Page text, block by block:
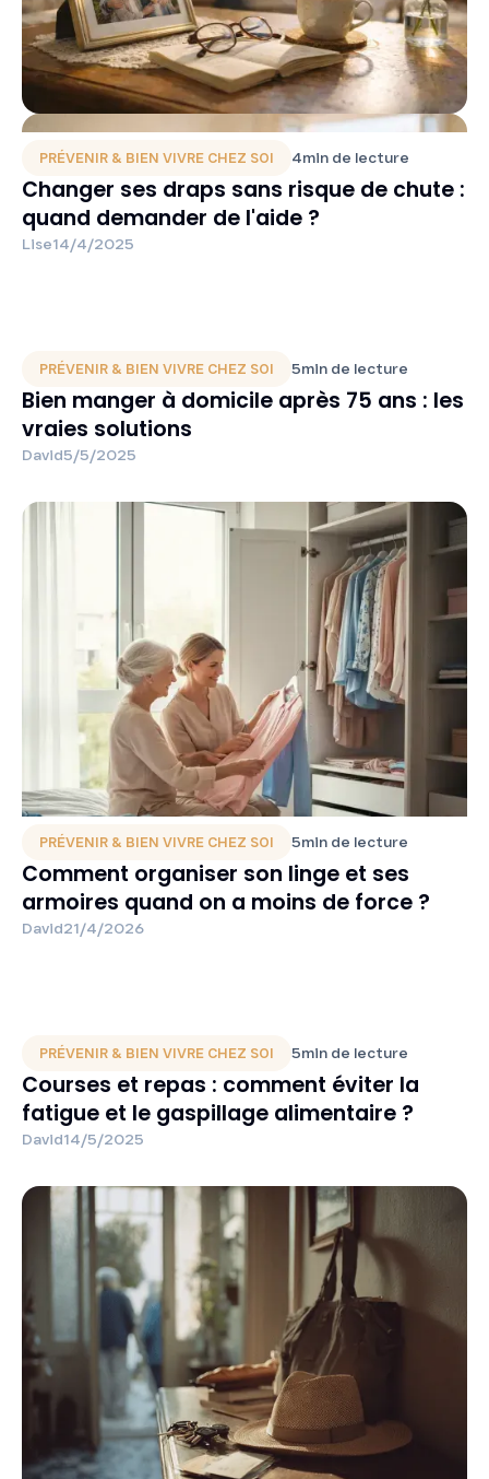
PRÉVENIR & BIEN VIVRE CHEZ SOI 4min de lecture
Changer ses draps sans risque de chute :
quand demander de l'aide ?
Lise14/4/2025
PRÉVENIR & BIEN VIVRE CHEZ SOI 5min de lecture
Bien manger à domicile après 75 ans : les
vraies solutions
David5/5/2025
PRÉVENIR & BIEN VIVRE CHEZ SOI 5min de lecture
Comment organiser son linge et ses
armoires quand on a moins de force ?
David21/4/2026
PRÉVENIR & BIEN VIVRE CHEZ SOI 5min de lecture
Courses et repas : comment éviter la
fatigue et le gaspillage alimentaire ?
David14/5/2025